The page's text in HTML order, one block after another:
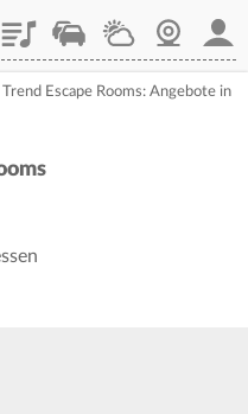
PlaylistStaupilotWetterWebcam
Escape Rooms: Angebote in